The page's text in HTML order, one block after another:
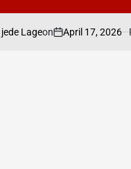
on April 17, 2026 Posted by